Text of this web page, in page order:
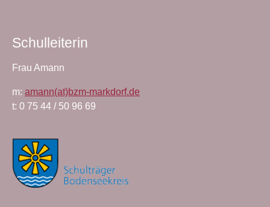
Schulleiterin
Frau Amann
m: amann(at)bzm-markdorf.de
t: 0 75 44 / 50 96 69